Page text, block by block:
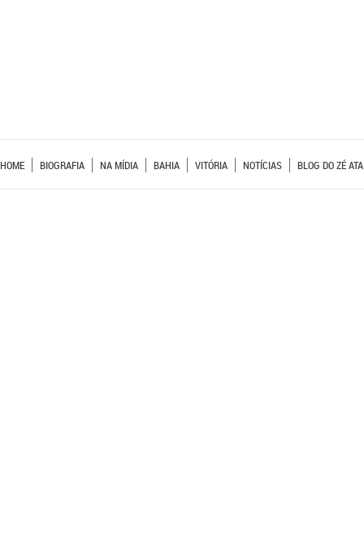
HOME BIOGRAFIA NA MÍDIA BAHIA VITÓRIA NOTÍCIAS BLOG DO ZÉ